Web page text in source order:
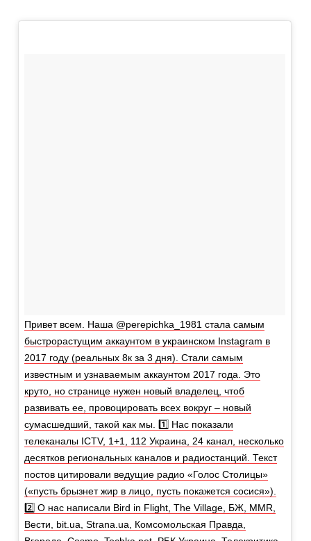
Привет всем. Наша @perepichka_1981 стала самым
быстрорастущим аккаунтом в украинском Instagram в
2017 году (реальных 8к за 3 дня). Стали самым
известным и узнаваемым аккаунтом 2017 года. Это
круто, но странице нужен новый владелец, чтоб
развивать ее, провоцировать всех вокруг – новый
сумасшедший, такой как мы. 1️⃣ Нас показали
телеканалы ICTV, 1+1, 112 Украина, 24 канал, несколько
десятков региональных каналов и радиостанций. Текст
постов цитировали ведущие радио «Голос Столицы»
(«пусть брызнет жир в лицо, пусть покажется сосися»).
2️⃣ О нас написали Bird in Flight, The Village, БЖ, MMR,
Вести, bit.ua, Strana.ua, Комсомольская Правда,